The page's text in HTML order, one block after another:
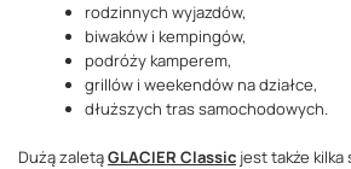
rodzinnych wyjazdów,
biwaków i kempingów,
podróży kamperem,
grillów i weekendów na działce,
dłuższych tras samochodowych.
Dużą zaletąGLACIER Classic jest także